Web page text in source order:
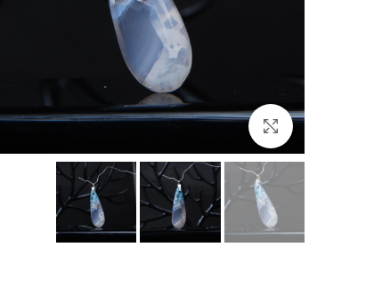
بزرگنمایی تصویر